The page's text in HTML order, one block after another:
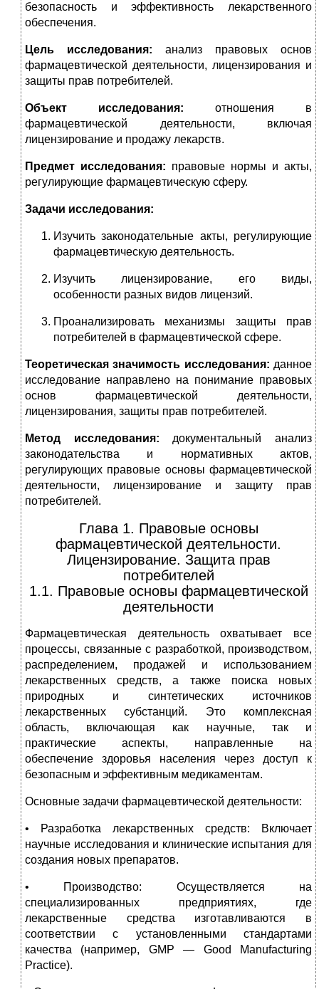
безопасность и эффективность лекарственного
обеспечения.
Цель исследования: анализ правовых основ
фармацевтической деятельности, лицензирования и
защиты прав потребителей.
Объект исследования: отношения в
фармацевтической деятельности, включая
лицензирование и продажу лекарств.
Предмет исследования: правовые нормы и акты,
регулирующие фармацевтическую сферу.
Задачи исследования:
Изучить законодательные акты, регулирующие
фармацевтическую деятельность.
Изучить лицензирование, его виды,
особенности разных видов лицензий.
Проанализировать механизмы защиты прав
потребителей в фармацевтической сфере.
Теоретическая значимость исследования: данное
исследование направлено на понимание правовых
основ фармацевтической деятельности,
лицензирования, защиты прав потребителей.
Метод исследования: документальный анализ
законодательства и нормативных актов,
регулирующих правовые основы фармацевтической
деятельности, лицензирование и защиту прав
потребителей.
Глава 1. Правовые основы
фармацевтической деятельности.
Лицензирование. Защита прав
потребителей
1.1. Правовые основы фармацевтической
деятельности
Фармацевтическая деятельность охватывает все
процессы, связанные с разработкой, производством,
распределением, продажей и использованием
лекарственных средств, а также поиска новых
природных и синтетических источников
лекарственных субстанций. Это комплексная
область, включающая как научные, так и
практические аспекты, направленные на
обеспечение здоровья населения через доступ к
безопасным и эффективным медикаментам.
Основные задачи фармацевтической деятельности:
• Разработка лекарственных средств: Включает
научные исследования и клинические испытания для
создания новых препаратов.
• Производство: Осуществляется на
специализированных предприятиях, где
лекарственные средства изготавливаются в
соответствии с установленными стандартами
качества (например, GMP — Good Manufacturing
Practice).